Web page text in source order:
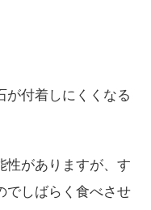
が付着しにくくなる
性がありますが、す
でしばらく食べさせ